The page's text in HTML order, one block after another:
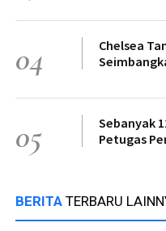
04
Chelsea
05
Sebanyak
Petugas
BERITA TERBARU